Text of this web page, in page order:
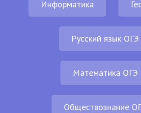
Информатика
Русский язык ОГЭ
Математика ОГЭ
Обществознание